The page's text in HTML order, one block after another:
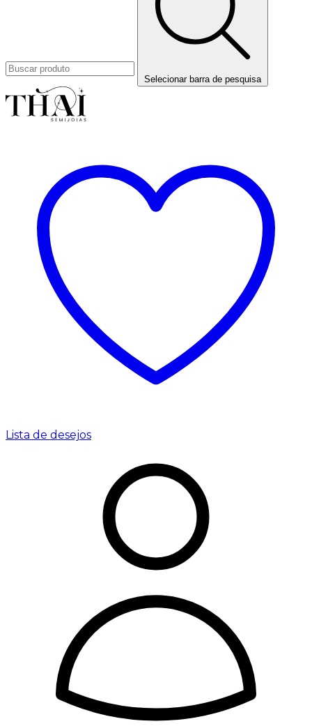
Selecionar barra de pesquisa
Lista de desejos